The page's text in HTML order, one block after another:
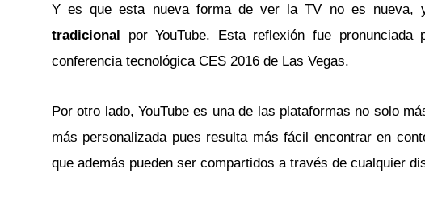
Y es que esta nueva forma de ver la TV no es nueva,
tradicional por YouTube. Esta reflexión fue pronunciada
conferencia tecnológica CES 2016 de Las Vegas.
Por otro lado, YouTube es una de las plataformas no solo
más personalizada pues resulta más fácil encontrar en
que además pueden ser compartidos a través de cualquier